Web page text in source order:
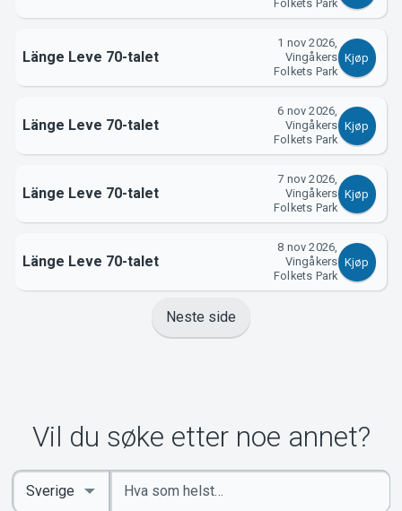
Folkets Park
Länge Leve 70-talet
1 nov 2026,
Vingåkers
Folkets Park
Kjøp
Länge Leve 70-talet
6 nov 2026,
Vingåkers
Folkets Park
Kjøp
Länge Leve 70-talet
7 nov 2026,
Vingåkers
Folkets Park
Kjøp
Länge Leve 70-talet
8 nov 2026,
Vingåkers
Folkets Park
Kjøp
Neste side
Vil du søke etter noe annet?
Angi
nøkkelord
Select
Country